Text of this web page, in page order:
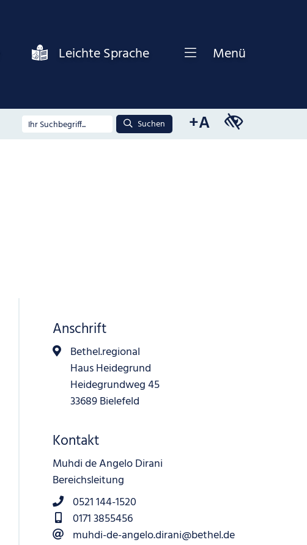
Leichte Sprache Menü
Suchen +A
Anschrift
Bethel.regional
Haus Heidegrund
Heidegrundweg 45
33689 Bielefeld
Kontakt
Muhdi de Angelo Dirani
Bereichsleitung
0521 144-1520
0171 3855456
muhdi-de-angelo.dirani@bethel.de